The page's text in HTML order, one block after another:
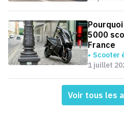
5000
France
Scooter
1 juillet
Voir tous les